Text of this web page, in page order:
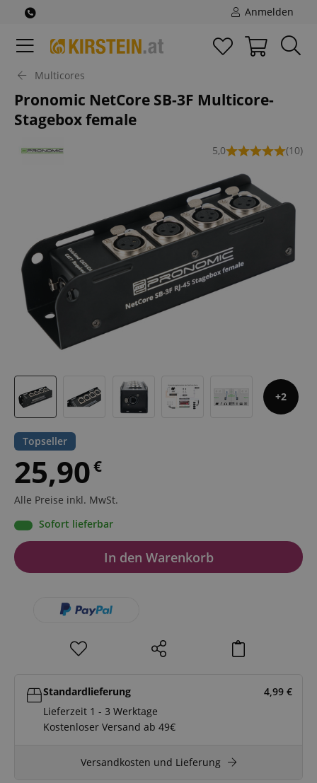
Anmelden
Multicores
Pronomic NetCore SB-3F Multicore-
Stagebox female
5,0 (10)
2
Topseller
25,90€
Alle Preise inkl. MwSt.
Sofort lieferbar
In den Warenkorb
Standardlieferung 4,99 €
Lieferzeit 1 - 3 Werktage
Kostenloser Versand ab 49€
Versandkosten und Lieferung